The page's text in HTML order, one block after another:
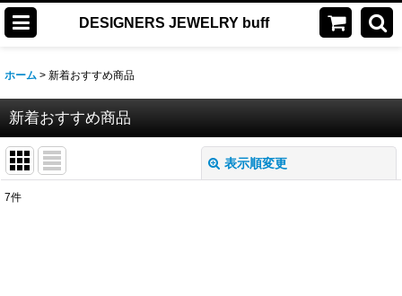
DESIGNERS JEWELRY buff
ホーム > 新着おすすめ商品
新着おすすめ商品
表示順変更
7件